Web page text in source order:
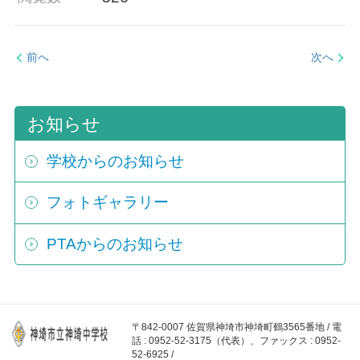
前へ 次へ
お知らせ
学校からのお知らせ
フォトギャラリー
PTAからのお知らせ
〒842-0007 佐賀県神埼市神埼町鶴3565番地 / 電
話 : 0952-52-3175（代表）、ファックス : 0952-
52-6925 /